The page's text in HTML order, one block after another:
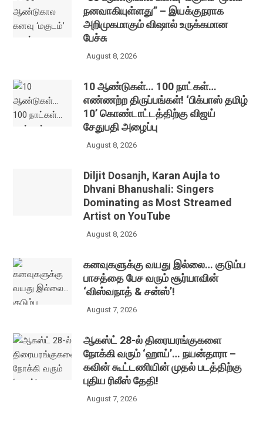
நனவாகியுள்ளது” – இயக்குநராக
அறிமுகமாகும் விஷால் உருக்கமான
பேச்சு
August 8, 2026
10 ஆண்டுகள்… 100 நாட்கள்…
எண்ணற்ற திருப்பங்கள்! ‘பிக்பாஸ் தமிழ்
10’ கொண்டாட்டத்திற்கு விஜய்
சேதுபதி அழைப்பு
August 8, 2026
Diljit Dosanjh, Karan Aujla to
Dhvani Bhanushali: Singers
Dominating as Most Streamed
Artist on YouTube
August 8, 2026
கனவுகளுக்கு வயது இல்லை… குடும்ப
பாசத்தை பேச வரும் சூர்யாவின்
‘விஸ்வநாத் & சன்ஸ்’!
August 7, 2026
ஆகஸ்ட் 28-ல் திரையரங்குகளை
நோக்கி வரும் ‘ஹாய்’… நயன்தாரா –
கவின் கூட்டணியின் முதல் படத்திற்கு
புதிய ரிலீஸ் தேதி!
August 7, 2026